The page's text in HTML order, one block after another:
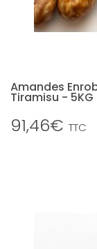
Amandes
Tiramisu - 5KG
91,46€ TTC